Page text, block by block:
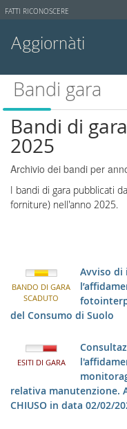
Strumenti
FATTI RICONOSCERE
Aggiornàti
Cerca nel sito
Ricerca avanzata…
Bandi gara
Bandi di
2025
Archivio dei bandi per
I bandi di gara pubblicati
forniture) nell'anno 2025.
BANDO DI GARA
SCADUTO
Avviso di
del Consumo di Suolo
ESITI DI GARA
relativa manutenzione.
CHIUSO in data 02/02/